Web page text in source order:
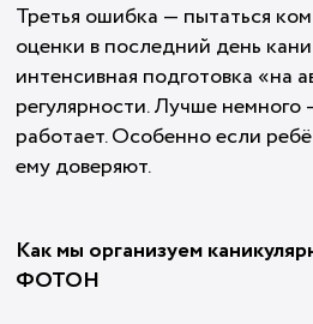
Третья ошибка — пытаться
оценки в последний день
интенсивная подготовка «на
регулярности. Лучше
работает. Особенно если
ему доверяют.
Как мы организуем
ФОТОН